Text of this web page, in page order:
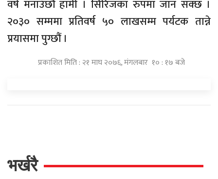
वर्ष मनाउँछौं हामी । सिरिजका रुपमा जान सक्छ ।
२०३० सम्ममा प्रतिवर्ष ५० लाखसम्म पर्यटक तान्ने
प्रयासमा पुग्छौं ।
प्रकाशित मिति : २१ माघ २०७६, मंगलबार १० : १७ बजे
भर्खरै